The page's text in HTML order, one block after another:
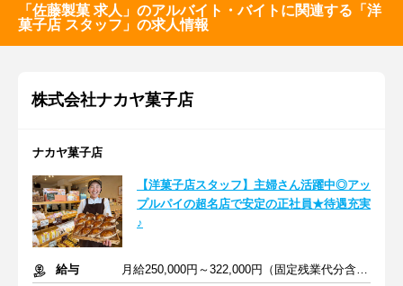
「佐藤製菓 求人」のアルバイト・バイトに関連する「洋
菓子店 スタッフ」の求人情報
株式会社ナカヤ菓子店
ナカヤ菓子店
【洋菓子店スタッフ】主婦さん活躍中◎アッ
プルパイの超名店で安定の正社員★待遇充実
♪
給与
月給250,000円～322,000円（固定残業代分含む）+交通費